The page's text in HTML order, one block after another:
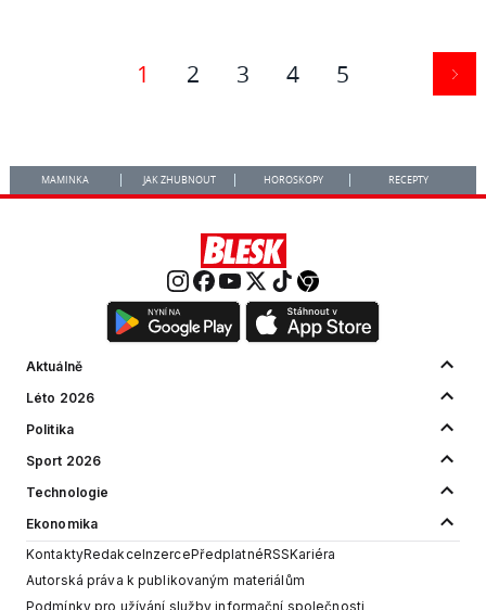
1 2 3 4 5
MAMINKA JAK ZHUBNOUT HOROSKOPY RECEPTY
Aktuálně
Léto 2026
Politika
Sport 2026
Technologie
Ekonomika
KontaktyRedakceInzercePředplatnéRSSKariéra
Autorská práva k publikovaným materiálům
Podmínky pro užívání služby informační společnosti